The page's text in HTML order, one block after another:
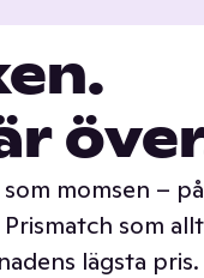
momsen –
som
lägsta pris.